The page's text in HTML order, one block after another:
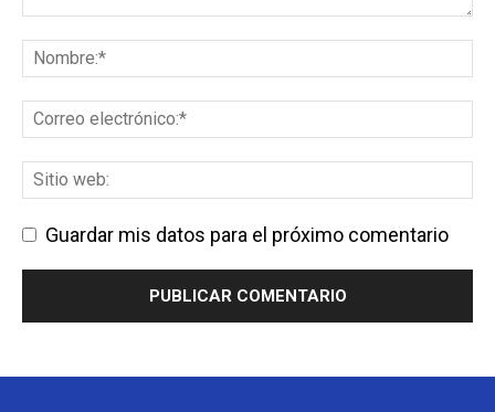
Guardar mis datos para el próximo comentario